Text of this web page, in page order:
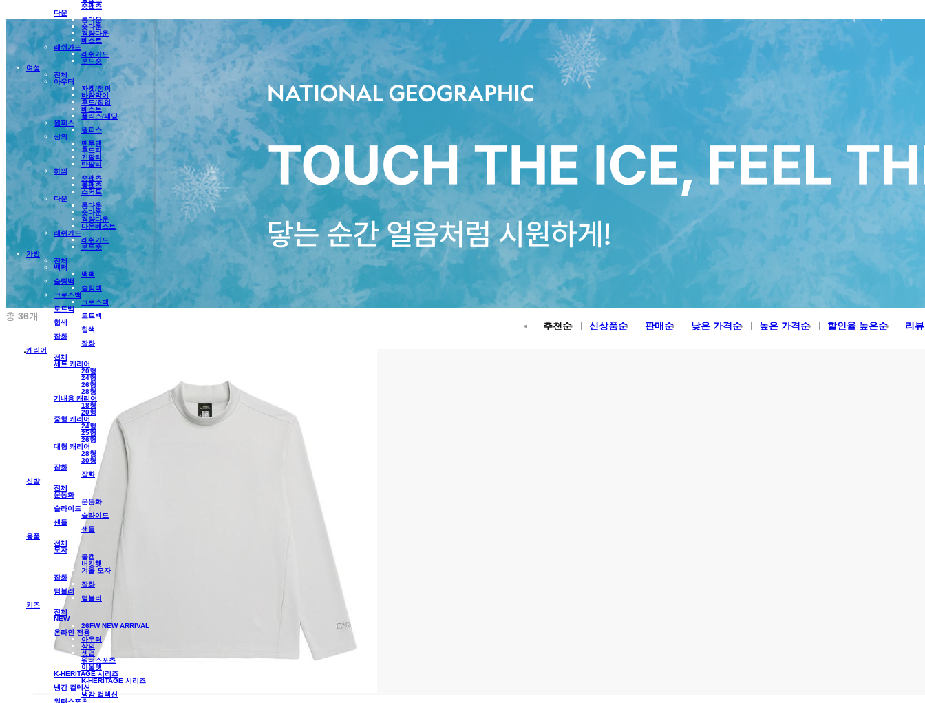
숏팬츠
다운
롱다운
숏다운
경량다운
베스트
래쉬가드
래쉬가드
보드숏
여성
전체
아우터
자켓/점퍼
바람막이
후드/집업
베스트
플리스/패딩
원피스
원피스
상의
맨투맨
후드티
긴팔티
반팔티
하의
숏팬츠
롱팬츠
스커트
다운
롱다운
숏다운
경량다운
다운베스트
래쉬가드
래쉬가드
보드숏
가방
전체
백팩
백팩
슬링백
슬링백
크로스백
크로스백
토트백
토트백
힙색
힙색
잡화
잡화
캐리어
전체
세트 캐리어
20형
24형
26형
28형
기내용 캐리어
18형
20형
중형 캐리어
24형
25형
26형
대형 캐리어
28형
30형
잡화
잡화
신발
전체
운동화
운동화
슬라이드
슬라이드
샌들
샌들
용품
전체
모자
볼캡
버킷햇
겨울 모자
잡화
잡화
텀블러
텀블러
키즈
전체
NEW
26FW NEW ARRIVAL
온라인 전용
아우터
상의
셋업
워터스포츠
아울렛
K-HERITAGE 시리즈
K-HERITAGE 시리즈
냉감 컬렉션
냉감 컬렉션
워터스포츠
총 36개
추천순
신상품순 판매순 낮은 가격순 높은 가격순 할인율 높은순 리